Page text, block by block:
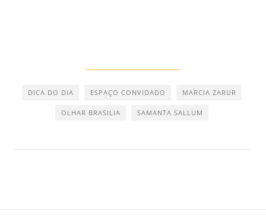
DICA DO DIA ESPAÇO CONVIDADO MARCIA ZARUR
OLHAR BRASILIA SAMANTA SALLUM